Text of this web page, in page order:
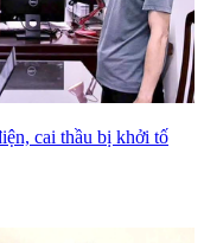
cai thầu bị khởi tố